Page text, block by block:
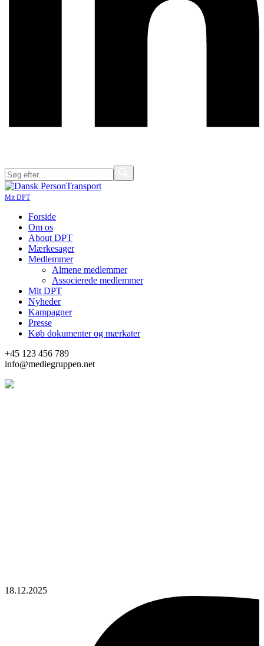
Mit DPT
Forside
Om os
About DPT
Mærkesager
Medlemmer
Almene medlemmer
Associerede medlemmer
Mit DPT
Nyheder
Kampagner
Presse
Køb dokumenter og mærkater
+45 123 456 789
info@mediegruppen.net
18.12.2025